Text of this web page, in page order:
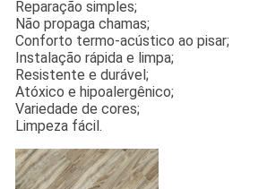
Reparação simples;
Não propaga chamas;
Conforto termo-acústico ao pisar;
Instalação rápida e limpa;
Resistente e durável;
Atóxico e hipoalergênico;
Variedade de cores;
Limpeza fácil.